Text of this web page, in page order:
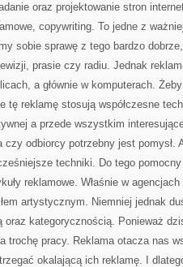
oraz projektowanie stron
copywriting. To jedne z
sobie sprawę z tego bardzo
prasie czy radiu. Jednak
a głównie w komputerach.
tę reklamę stosują współczesne
a przede wszystkim
czy odbiorcy potrzebny jest pomysł.
techniki. Do tego
reklamowe. Właśnie w
artystycznym. Niemniej jednak
oraz kategorycznością. Ponieważ
trochę pracy. Reklama otacza nas
okalającą ich reklamę. I